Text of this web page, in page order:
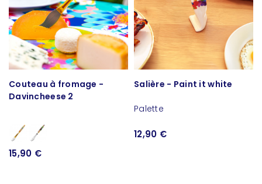
Couteau à fromage -
Davincheese 2
15,90 €
Salière - Paint it white
Palette
12,90 €